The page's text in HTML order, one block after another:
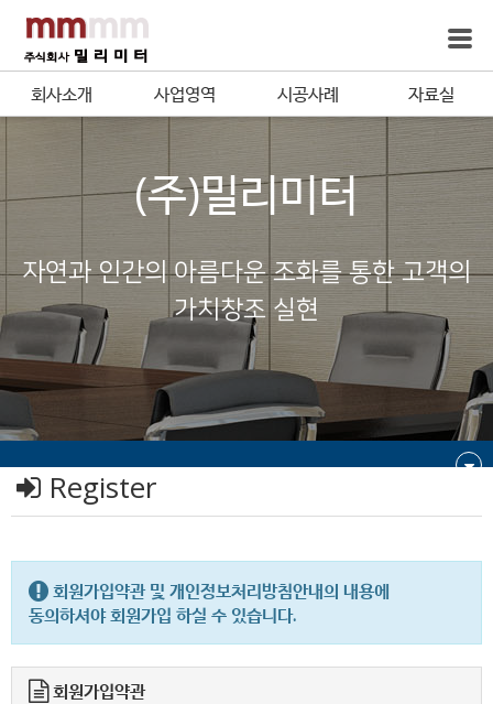
회사소개 사업영역 시공사례 자료실
(주)밀리미터
자연과 인간의 아름다운 조화를 통한 고객의
가치창조 실현
Register
회원가입약관 및 개인정보처리방침안내의 내용에
동의하셔야 회원가입 하실 수 있습니다.
회원가입약관